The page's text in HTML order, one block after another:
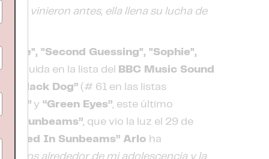
que vinieron antes, ella llena su lucha de
"Second Guessing", "Sophie",
incluida en la lista del
BBC Music Sound
“Black Dog” (# 61 en las listas
“Hurt” y “Green Eyes”, este último
In Sunbeams”, que vio la luz el 29 de
In Sunbeams” Arlo ha
íntimos alrededor de mi adolescencia y la